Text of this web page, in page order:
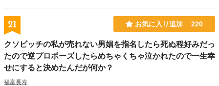
21 お気に入り追加 220
クソビッチの私が売れない男娼を指名したら死ぬ程好みだっ
たので逆プロポーズしたらめちゃくちゃ泣かれたので一生幸
せにすると決めたんだが何か？
福富長寿